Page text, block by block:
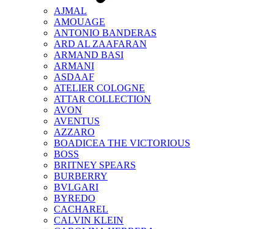
AJMAL
AMOUAGE
ANTONIO BANDERAS
ARD AL ZAAFARAN
ARMAND BASI
ARMANI
ASDAAF
ATELIER COLOGNE
ATTAR COLLECTION
AVON
AVENTUS
AZZARO
BOADICEA THE VICTORIOUS
BOSS
BRITNEY SPEARS
BURBERRY
BVLGARI
BYREDO
CACHAREL
CALVIN KLEIN